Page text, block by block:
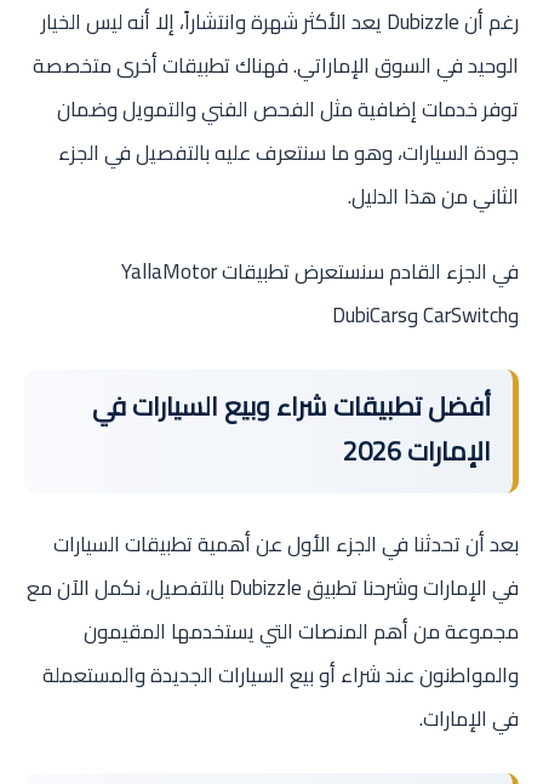
رغم أن Dubizzle يعد الأكثر شهرة وانتشاراً، إلا أنه ليس الخيار
الوحيد في السوق الإماراتي. فهناك تطبيقات أخرى متخصصة
توفر خدمات إضافية مثل الفحص الفني والتمويل وضمان
جودة السيارات، وهو ما سنتعرف عليه بالتفصيل في الجزء
الثاني من هذا الدليل.
في الجزء القادم سنستعرض تطبيقات YallaMotor
وCarSwitch وDubiCars
أفضل تطبيقات شراء وبيع السيارات في
الإمارات 2026
بعد أن تحدثنا في الجزء الأول عن أهمية تطبيقات السيارات
في الإمارات وشرحنا تطبيق Dubizzle بالتفصيل، نكمل الآن مع
مجموعة من أهم المنصات التي يستخدمها المقيمون
والمواطنون عند شراء أو بيع السيارات الجديدة والمستعملة
في الإمارات.